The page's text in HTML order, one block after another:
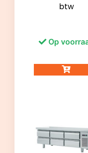
btw
Op